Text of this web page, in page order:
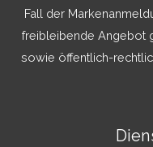
Fall der
freibleibende Angebot
sowie öffentlich-